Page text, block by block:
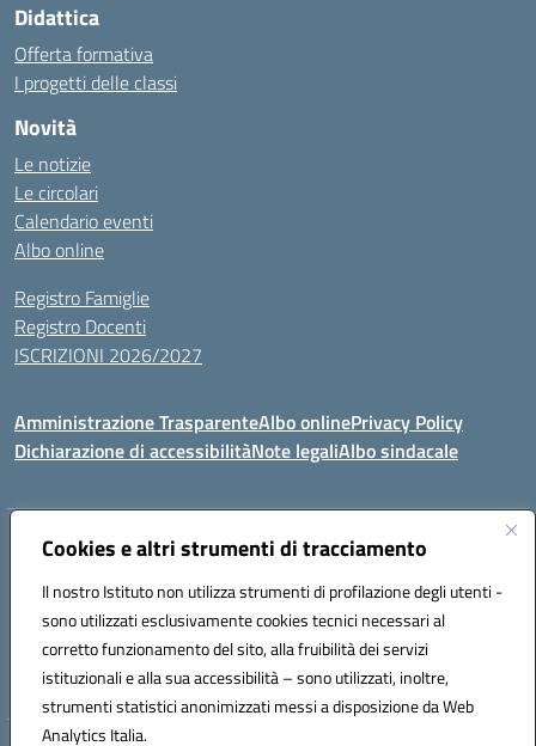
Cookies e altri strumenti di tracciamento
Il nostro Istituto non utilizza strumenti di profilazione degli utenti -
sono utilizzati esclusivamente cookies tecnici necessari al
corretto funzionamento del sito, alla fruibilità dei servizi
istituzionali e alla sua accessibilità – sono utilizzati, inoltre,
strumenti statistici anonimizzati messi a disposizione da Web
Analytics Italia.
Didattica
Offerta formativa
I progetti delle classi
Novità
Le notizie
Le circolari
Calendario eventi
Albo online
Registro Famiglie
Registro Docenti
ISCRIZIONI 2026/2027
Amministrazione TrasparenteAlbo onlinePrivacy Policy
Dichiarazione di accessibilitàNote legaliAlbo sindacale
Indirizzo:VIA S.VITTORIA, 11, 65024 MANOPPELLO (PE)
Posta elettronica certificata (PEC):peic81700n@pec.istruzione.it
Codice fiscale: 91100540680
Codice meccanografico: PEIC81700N